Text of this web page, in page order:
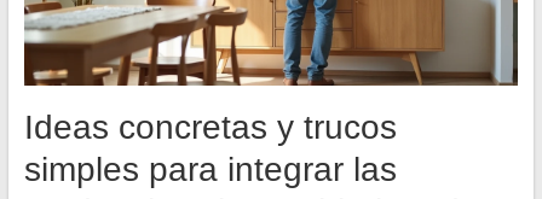
Ideas concretas y trucos
simples para integrar las